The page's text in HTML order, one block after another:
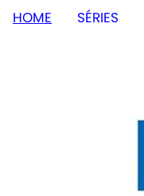
HOME SÉRIES